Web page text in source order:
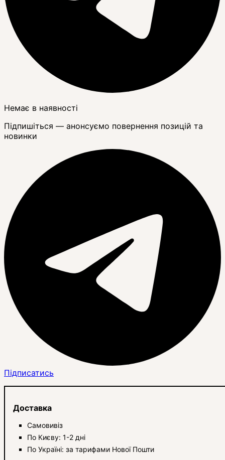
Немає в наявності
Підпишіться — анонсуємо повернення позицій та
новинки
Підписатись
Доставка
Самовивіз
По Києву: 1-2 дні
По Україні: за тарифами Нової Пошти